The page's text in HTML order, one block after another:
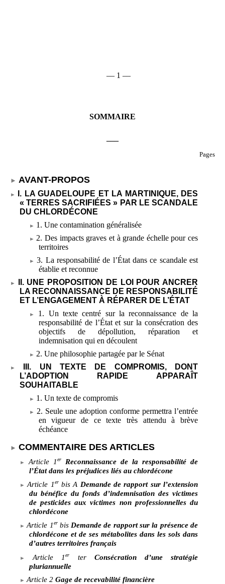
–– 1 ––
SOMMAIRE
Pages
AVANT-PROPOS
I. LA GUADELOUPE ET LA MARTINIQUE, DES
« TERRES SACRIFIÉES » PAR LE SCANDALE
DU CHLORDÉCONE
1. Une contamination généralisée
2. Des impacts graves et à grande échelle pour ces
territoires
3. La responsabilité de l’État dans ce scandale est
établie et reconnue
II. UNE PROPOSITION DE LOI POUR ANCRER
LA RECONNAISSANCE DE RESPONSABILITÉ
ET L’ENGAGEMENT À RÉPARER DE L’ÉTAT
1. Un texte centré sur la reconnaissance de la
responsabilité de l’État et sur la consécration des
objectifs de dépollution, réparation et
indemnisation qui en découlent
2. Une philosophie partagée par le Sénat
III. UN TEXTE DE COMPROMIS, DONT
L’ADOPTION RAPIDE APPARAÎT
SOUHAITABLE
1. Un texte de compromis
2. Seule une adoption conforme permettra l’entrée
en vigueur de ce texte très attendu à brève
échéance
COMMENTAIRE DES ARTICLES
Article 1er
Reconnaissance de la responsabilité de
l’État dans les préjudices liés au chlordécone
Article 1er bis A Demande de rapport sur l’extension
du bénéfice du fonds d’indemnisation des victimes
de pesticides aux victimes non professionnelles du
chlordécone
Article 1er bisDemande de rapport sur la présence de
chlordécone et de ses métabolites dans les sols dans
d’autres territoires français
Article
1er ter Consécration d’une stratégie
pluriannuelle
Article 2 Gage de recevabilité financière